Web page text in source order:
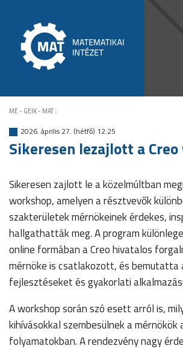
ME - GEIK - MAT::
2026. április 27. (hétfő) 12:25
Sikeresen lezajlott a
Sikeresen zajlott le a közelmúltban
workshop, amelyen a résztvevők
szakterületek mérnökeinek érdekes,
hallgathatták meg. A program
online formában a Creo hivatalos
mérnöke is csatlakozott, és bemutatta
fejlesztéseket és gyakorlati
A workshop során szó esett arról is,
kihívásokkal szembesülnek a mérnökök
folyamatokban. A rendezvény nagy